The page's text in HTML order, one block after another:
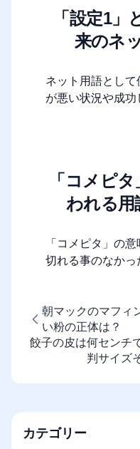
「設定1
来のネ
ネット用語とし
が悪い状況や成
「コメピ
われる用
「コメピタ」の
切れる事のなか
朝マックのマフィ
い粉の正体は？
餃子の皮は何センチ
判サイズ
カテゴリー